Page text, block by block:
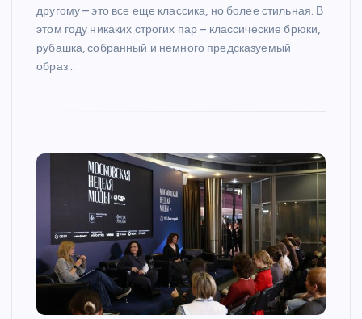
другому – это все еще классика, но более стильная. В
этом году никаких строгих пар – классические брюки,
рубашка, собранный и немного предсказуемый
образ…